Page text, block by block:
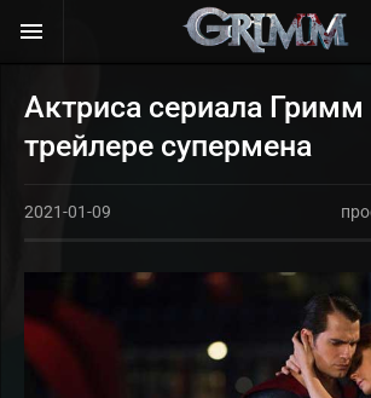
Актриса сериала
трейлере супермена
2021-01-09